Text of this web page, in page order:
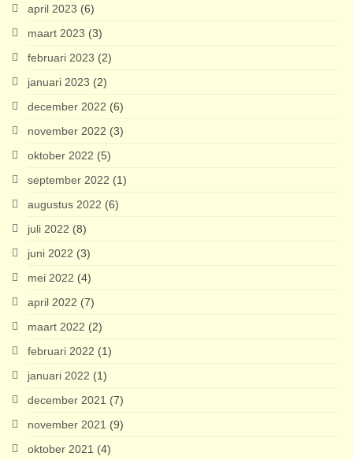
april 2023 (6)
maart 2023 (3)
februari 2023 (2)
januari 2023 (2)
december 2022 (6)
november 2022 (3)
oktober 2022 (5)
september 2022 (1)
augustus 2022 (6)
juli 2022 (8)
juni 2022 (3)
mei 2022 (4)
april 2022 (7)
maart 2022 (2)
februari 2022 (1)
januari 2022 (1)
december 2021 (7)
november 2021 (9)
oktober 2021 (4)